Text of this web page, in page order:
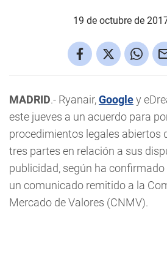
19 de octubre de
MADRID.- Ryanair,Googley
este jueves a un acuerdo para
procedimientos legales abiertos
tres partes en relación a sus
publicidad, según ha confirmado
un comunicado remitido a la
Mercado de Valores (CNMV).